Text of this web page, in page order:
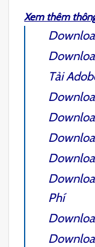
Xem thêm
Tải
Phí